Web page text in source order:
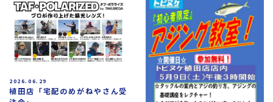
2026.06.29
植田店「宅配のめがねやさん受